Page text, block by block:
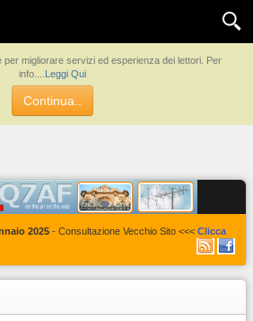
migliorare servizi ed esperienza dei lettori. Per
info....
Leggi Qui
Continua..
2025 - Consultazione Vecchio Sito <<< Clicca